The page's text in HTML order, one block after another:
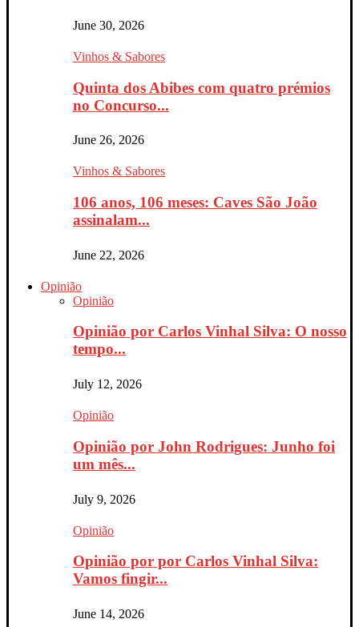
June 30, 2026
Vinhos & Sabores
Quinta dos Abibes com quatro prémios
no Concurso...
June 26, 2026
Vinhos & Sabores
106 anos, 106 meses: Caves São João
assinalam...
June 22, 2026
Opinião
Opinião
Opinião por Carlos Vinhal Silva: O nosso
tempo...
July 12, 2026
Opinião
Opinião por John Rodrigues: Junho foi
um mês...
July 9, 2026
Opinião
Opinião por por Carlos Vinhal Silva:
Vamos fingir...
June 14, 2026